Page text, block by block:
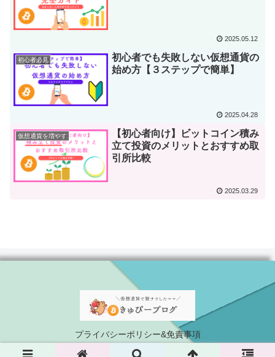
2025.05.12
初心者必見
初心者でも失敗しない仮想通貨の
始め方【３ステップで簡単】
2025.04.28
仮想通貨を増やす
【初心者向け】ビットコイン積み
立て投資のメリットとおすすめ取
引所比較
2025.03.29
プライバシーポリシー&免責事項